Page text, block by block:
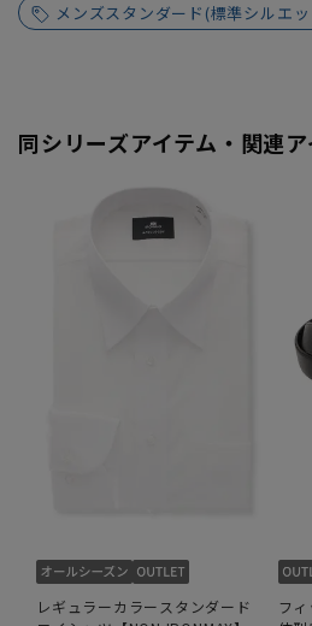
メンズスタンダード(標準シルエ
同シリーズアイテム・関連
レギュラーカラースタンダード
フ